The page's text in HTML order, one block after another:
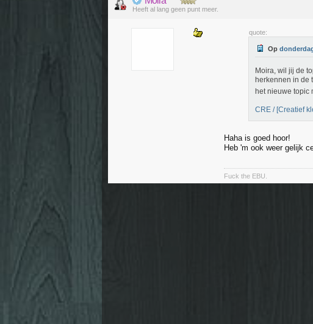
Heeft al lang geen punt meer.
quote:
Op
Moira, wil jij de
herkennen in de
het nieuwe topic
CRE / [Creatief
Haha is goed hoor!
Heb 'm ook weer gelijk
Fuck the EBU.